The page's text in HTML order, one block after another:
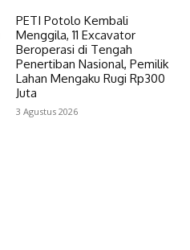
PETI Potolo Kembali
Menggila, 11 Excavator
Beroperasi di Tengah
Penertiban Nasional, Pemilik
Lahan Mengaku Rugi Rp300
Juta
3 Agustus 2026